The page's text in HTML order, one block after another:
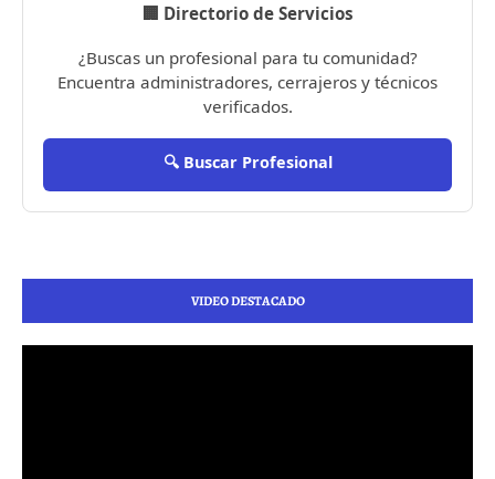
🏢 Directorio de Servicios
¿Buscas un profesional para tu comunidad?
Encuentra administradores, cerrajeros y técnicos
verificados.
🔍 Buscar Profesional
VIDEO DESTACADO